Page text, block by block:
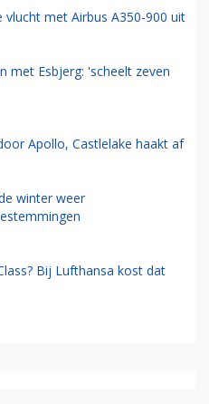
met Airbus A350-900 uit
met Esbjerg: 'scheelt zeven
Apollo, Castlelake haakt af
winter weer
Bij Lufthansa kost dat